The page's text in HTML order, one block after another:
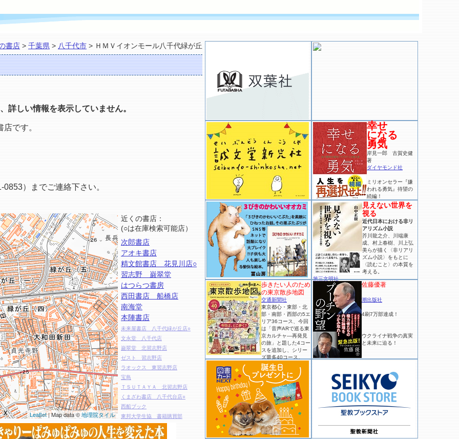
書店 > 千葉県 > 八千代市 > ＨＭＶイオンモール八千代緑が丘
詳しい情報を表示していません。
です。
）までご連絡下さい。
Leaflet| Map data ©地理院タイル
近くの書店：
(○は在庫検索可能店）
次郎書店
アオキ書店
精文館書店 花見川店○
習志野 巌翠堂
はつらつ書房
西田書店 船橋店
南海堂
本陣書店
未来屋書店 八千代緑が丘店○
文永堂 八千代店
巌翠堂 北習志野店
ゼスト 習志野店
ラオックス 東習志野店
宝島
ＴＳＵＴＡＹＡ 北習志野店
くまざわ書店 八千代台店○
西船ブック
東邦大学生協 書籍購買部
日工堂
中村書店
幸せ
になる
勇気
岸見一郎 古賀史健
著
ダイヤモンド社
ミリオンセラー『嫌
われる勇気』待望の
続編！
見えない世界を
視る
近代日本における非リ
アリズム小説
芥川龍之介、川端康
成、村上春樹、川上弘
美らが描く〈非リアリ
ズム小説〉をもとに
〈読むこと〉の本質を
考える。
第三文明社
歩きたい人のため
の東京散歩地図
交通新聞社
東京都心・東部・北
部・南部・西部の5エ
リア36コース、今回
は「音声ARで巡る東
京カルチャ―再発見
の旅」と題した4コー
スを追加し、シリー
ズ最多40コース。
佐藤優著
潮出版社
4刷7万部達成！
ウクライナ戦争の真実
と未来に迫る！